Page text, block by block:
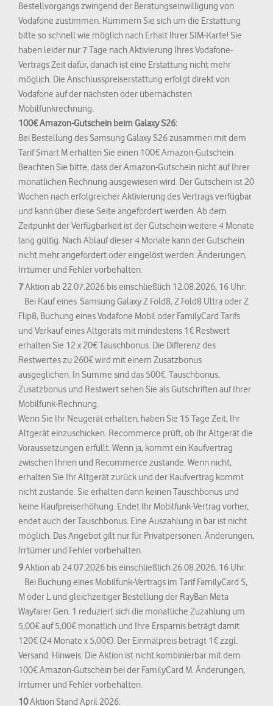
Bestellvorgangs zwingend der Beratungseinwilligung von
Vodafone zustimmen. Kümmern Sie sich um die Erstattung
bitte so schnell wie möglich nach Erhalt Ihrer SIM-Karte! Sie
haben leider nur 7 Tage nach Aktivierung Ihres Vodafone-
Vertrags Zeit dafür, danach ist eine Erstattung nicht mehr
möglich. Die Anschlusspreiserstattung erfolgt direkt von
Vodafone auf der nächsten oder übernächsten
Mobilfunkrechnung.
100€ Amazon-Gutschein beim Galaxy S26:
Bei Bestellung des Samsung Galaxy S26 zusammen mit dem
Tarif Smart M erhalten Sie einen 100€ Amazon-Gutschein.
Beachten Sie bitte, dass der Amazon-Gutschein nicht auf Ihrer
monatlichen Rechnung ausgewiesen wird. Der Gutschein ist 20
Wochen nach erfolgreicher Aktivierung des Vertrags verfügbar
und kann über diese Seite angefordert werden. Ab dem
Zeitpunkt der Verfügbarkeit ist der Gutschein weitere 4 Monate
lang gültig. Nach Ablauf dieser 4 Monate kann der Gutschein
nicht mehr angefordert oder eingelöst werden. Änderungen,
Irrtümer und Fehler vorbehalten.
7Aktion ab 22.07.2026 bis einschließlich 12.08.2026, 16 Uhr:
Bei Kauf eines Samsung Galaxy Z Fold8, Z Fold8 Ultra oder Z
Flip8, Buchung eines Vodafone Mobil oder FamilyCard Tarifs
und Verkauf eines Altgeräts mit mindestens 1€ Restwert
erhalten Sie 12 x 20€ Tauschbonus. Die Differenz des
Restwertes zu 260€ wird mit einem Zusatzbonus
ausgeglichen. In Summe sind das 500€. Tauschbonus,
Zusatzbonus und Restwert sehen Sie als Gutschriften auf Ihrer
Mobilfunk-Rechnung.
Wenn Sie Ihr Neugerät erhalten, haben Sie 15 Tage Zeit, Ihr
Altgerät einzuschicken. Recommerce prüft, ob Ihr Altgerät die
Voraussetzungen erfüllt. Wenn ja, kommt ein Kaufvertrag
zwischen Ihnen und Recommerce zustande. Wenn nicht,
erhalten Sie Ihr Altgerät zurück und der Kaufvertrag kommt
nicht zustande. Sie erhalten dann keinen Tauschbonus und
keine Kaufpreiserhöhung. Endet Ihr Mobilfunk-Vertrag vorher,
endet auch der Tauschbonus. Eine Auszahlung in bar ist nicht
möglich. Das Angebot gilt nur für Privatpersonen. Änderungen,
Irrtümer und Fehler vorbehalten.
9Aktion ab 24.07.2026 bis einschließlich 26.08.2026, 16 Uhr:
Bei Buchung eines Mobilfunk-Vertrags im Tarif FamilyCard S,
M oder L und gleichzeitiger Bestellung der RayBan Meta
Wayfarer Gen. 1 reduziert sich die monatliche Zuzahlung um
5,00€ auf 5,00€ monatlich und Ihre Ersparnis beträgt damit
120€ (24 Monate x 5,00€). Der Einmalpreis beträgt 1€ zzgl.
Versand. Hinweis: Die Aktion ist nicht kombinierbar mit dem
100€ Amazon-Gutschein bei der FamilyCard M. Änderungen,
Irrtümer und Fehler vorbehalten.
10Aktion Stand April 2026: